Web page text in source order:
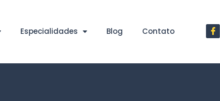
Especialidades Blog Contato